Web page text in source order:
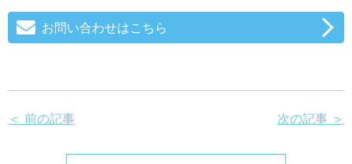
お問い合わせはこちら
＜ 前の記事 次の記事 ＞